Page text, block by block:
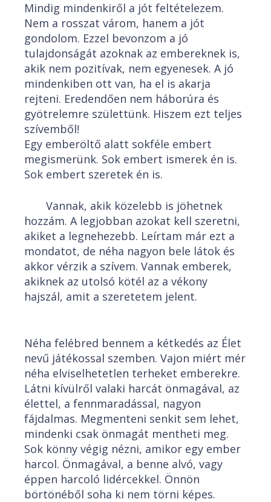
Mindig mindenkiről a jót feltételezem.
Nem a rosszat várom, hanem a jót
gondolom. Ezzel bevonzom a jó
tulajdonságát azoknak az embereknek is,
akik nem pozitívak, nem egyenesek. A jó
mindenkiben ott van, ha el is akarja
rejteni. Eredendően nem háborúra és
gyötrelemre születtünk. Hiszem ezt teljes
szívemből!
Egy emberöltő alatt sokféle embert
megismerünk. Sok embert ismerek én is.
Sok embert szeretek én is.
Vannak, akik közelebb is jöhetnek
hozzám. A legjobban azokat kell szeretni,
akiket a legnehezebb. Leírtam már ezt a
mondatot, de néha nagyon bele látok és
akkor vérzik a szívem. Vannak emberek,
akiknek az utolsó kötél az a vékony
hajszál, amit a szeretetem jelent.
Néha felébred bennem a kétkedés az Élet
nevű játékossal szemben. Vajon miért mér
néha elviselhetetlen terheket emberekre.
Látni kívülről valaki harcát önmagával, az
élettel, a fennmaradással, nagyon
fájdalmas. Megmenteni senkit sem lehet,
mindenki csak önmagát mentheti meg.
Sok könny végig nézni, amikor egy ember
harcol. Önmagával, a benne alvó, vagy
éppen harcoló lidércekkel. Önnön
börtönéből soha ki nem törni képes.